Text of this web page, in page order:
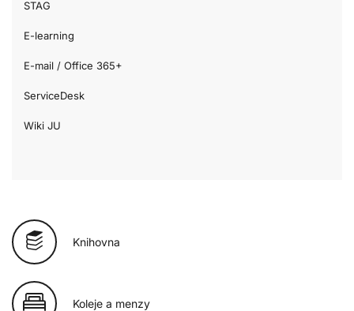
STAG
E-learning
E-mail / Office 365+
ServiceDesk
Wiki JU
Knihovna
Koleje a menzy